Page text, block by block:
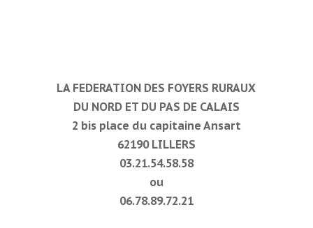
LA FEDERATION DES FOYERS RURAUX
DU NORD ET DU PAS DE CALAIS
2 bis place du capitaine Ansart
62190 LILLERS
03.21.54.58.58
ou
06.78.89.72.21